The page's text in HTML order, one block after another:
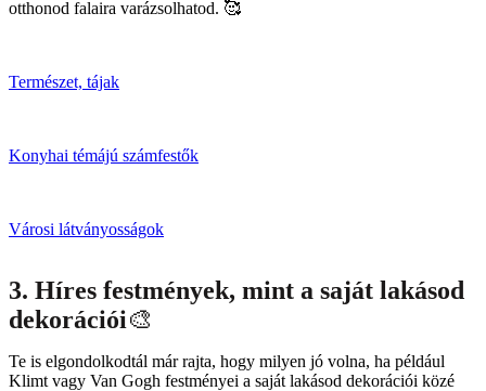
otthonod falaira varázsolhatod. 🥰
Természet, tájak
Konyhai témájú számfestők
Városi látványosságok
3. Híres festmények, mint a saját lakásod
dekorációi🎨
Te is elgondolkodtál már rajta, hogy milyen jó volna, ha például
Klimt vagy Van Gogh festményei a saját lakásod dekorációi közé